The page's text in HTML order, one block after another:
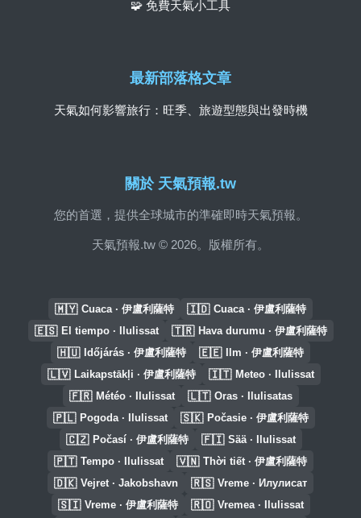
關於 天氣預報.tw
您的首選，提供全球城市的準確即時天氣預報。
天氣預報.tw © 2026。版權所有。
🧩 免費天氣小工具
最新部落格文章
天氣如何影響旅行：旺季、旅遊型態與出發時機
🇲🇾 Cuaca · 伊盧利薩特 🇮🇩 Cuaca · 伊盧利薩特
🇪🇸 El tiempo · Ilulissat 🇹🇷 Hava durumu · 伊盧利薩特
🇭🇺 Időjárás · 伊盧利薩特 🇪🇪 Ilm · 伊盧利薩特
🇱🇻 Laikapstākļi · 伊盧利薩特 🇮🇹 Meteo · Ilulissat
🇫🇷 Météo · Ilulissat 🇱🇹 Oras · Ilulisatas
🇵🇱 Pogoda · Ilulissat 🇸🇰 Počasie · 伊盧利薩特
🇨🇿 Počasí · 伊盧利薩特 🇫🇮 Sää · Ilulissat
🇵🇹 Tempo · Ilulissat 🇻🇳 Thời tiết · 伊盧利薩特
🇩🇰 Vejret · Jakobshavn 🇷🇸 Vreme · Илулисат
🇸🇮 Vreme · 伊盧利薩特 🇷🇴 Vremea · Ilulissat